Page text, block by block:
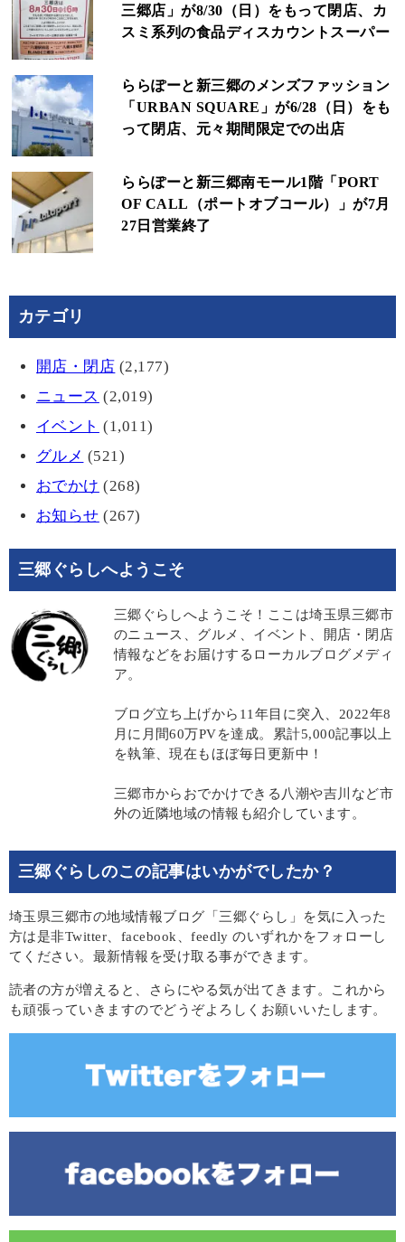
三郷店」が8/30（日）をもって閉店、カ
スミ系列の食品ディスカウントスーパー
ららぽーと新三郷のメンズファッション
「URBAN SQUARE」が6/28（日）をも
って閉店、元々期間限定での出店
ららぽーと新三郷南モール1階「PORT
OF CALL（ポートオブコール）」が7月
27日営業終了
カテゴリ
開店・閉店 (2,177)
ニュース (2,019)
イベント (1,011)
グルメ (521)
おでかけ (268)
お知らせ (267)
三郷ぐらしへようこそ
三郷ぐらしへようこそ！ここは埼玉県三郷市
のニュース、グルメ、イベント、開店・閉店
情報などをお届けするローカルブログメディ
ア。
ブログ立ち上げから11年目に突入、2022年8
月に月間60万PVを達成。累計5,000記事以上
を執筆、現在もほぼ毎日更新中！
三郷市からおでかけできる八潮や吉川など市
外の近隣地域の情報も紹介しています。
三郷ぐらしのこの記事はいかがでしたか？
埼玉県三郷市の地域情報ブログ「三郷ぐらし」を気に入った
方は是非Twitter、facebook、feedly のいずれかをフォローし
てください。最新情報を受け取る事ができます。
読者の方が増えると、さらにやる気が出てきます。これから
も頑張っていきますのでどうぞよろしくお願いいたします。